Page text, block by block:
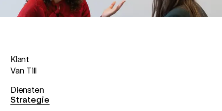
Klant
Van Till
Diensten
Strategie